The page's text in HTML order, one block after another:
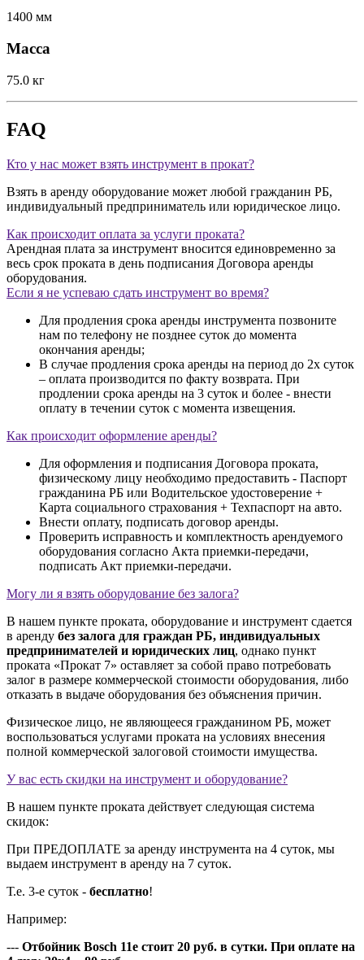
1400 мм
Масса
75.0 кг
FAQ
Кто у нас может взять инструмент в прокат?
Взять в аренду оборудование может любой гражданин РБ,
индивидуальный предприниматель или юридическое лицо.
Как происходит оплата за услуги проката?
Арендная плата за инструмент вносится единовременно за
весь срок проката в день подписания Договора аренды
оборудования.
Если я не успеваю сдать инструмент во время?
Для продления срока аренды инструмента позвоните
нам по телефону не позднее суток до момента
окончания аренды;
В случае продления срока аренды на период до 2х суток
– оплата производится по факту возврата. При
продлении срока аренды на 3 суток и более - внести
оплату в течении суток с момента извещения.
Как происходит оформление аренды?
Для оформления и подписания Договора проката,
физическому лицу необходимо предоставить - Паспорт
гражданина РБ или Водительское удостоверение +
Карта социального страхования + Техпаспорт на авто.
Внести оплату, подписать договор аренды.
Проверить исправность и комплектность арендуемого
оборудования согласно Акта приемки-передачи,
подписать Акт приемки-передачи.
Могу ли я взять оборудование без залога?
В нашем пункте проката, оборудование и инструмент сдается
в аренду без залога для граждан РБ, индивидуальных
предпринимателей и юридических лиц, однако пункт
проката «Прокат 7» оставляет за собой право потребовать
залог в размере коммерческой стоимости оборудования, либо
отказать в выдаче оборудования без объяснения причин.
Физическое лицо, не являющееся гражданином РБ, может
воспользоваться услугами проката на условиях внесения
полной коммерческой залоговой стоимости имущества.
У вас есть скидки на инструмент и оборудование?
В нашем пункте проката действует следующая система
скидок:
При ПРЕДОПЛАТЕ за аренду инструмента на 4 суток, мы
выдаем инструмент в аренду на 7 суток.
Т.е. 3-е суток - бесплатно!
Например:
--- Отбойник Bosch 11e стоит 20 руб. в сутки. При оплате на